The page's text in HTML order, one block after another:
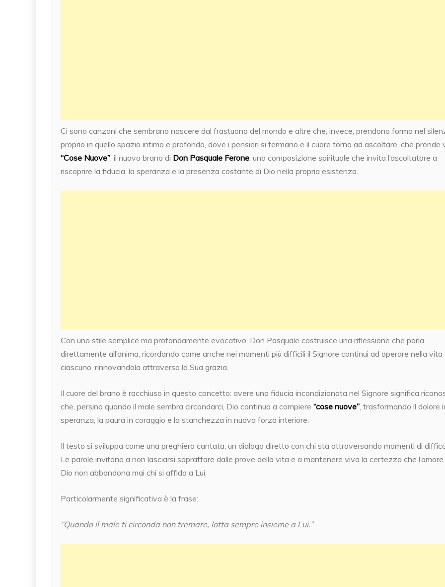
Ci sono canzoni che sembrano nascere dal frastuono del mondo e altre che, invece, prendono forma nel
proprio in quello spazio intimo e profondo, dove i pensieri si fermano e il cuore torna ad ascoltare, che prende
“Cose Nuove”, il nuovo brano di Don Pasquale Ferone, una composizione spirituale che invita l’ascoltatore a
riscoprire la fiducia, la speranza e la presenza costante di Dio nella propria esistenza.
Con uno stile semplice ma profondamente evocativo, Don Pasquale costruisce una riflessione che parla
direttamente all’anima, ricordando come anche nei momenti più difficili il Signore continui ad operare nella vita
ciascuno, rinnovandola attraverso la Sua grazia.
Il cuore del brano è racchiuso in questo concetto: avere una fiducia incondizionata nel Signore significa
che, persino quando il male sembra circondarci, Dio continua a compiere “cose nuove”, trasformando il dolore
speranza, la paura in coraggio e la stanchezza in nuova forza interiore.
Il testo si sviluppa come una preghiera cantata, un dialogo diretto con chi sta attraversando momenti di
Le parole invitano a non lasciarsi sopraffare dalle prove della vita e a mantenere viva la certezza che l’amore
Dio non abbandona mai chi si affida a Lui.
Particolarmente significativa è la frase:
“Quando il male ti circonda non tremare, lotta sempre insieme a Lui.”